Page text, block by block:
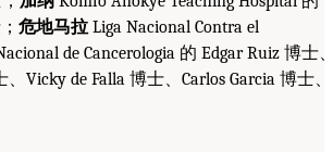
危地马拉 Liga Nacional Contra el
de Cancerologia 的 Edgar Ruiz 博士
、Vicky de Falla 博士、Carlos Garcia 博士、